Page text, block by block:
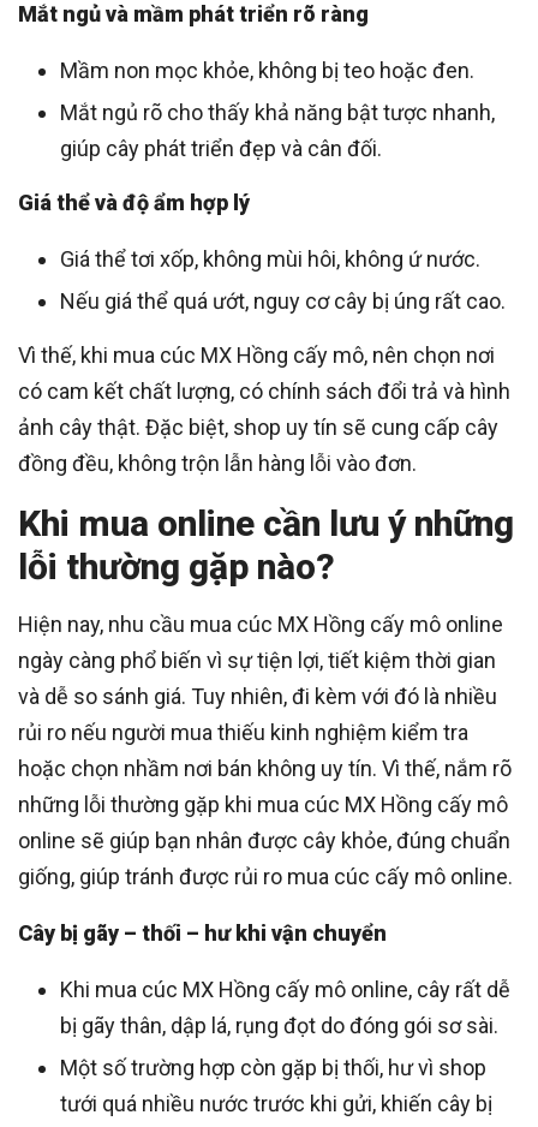
Mắt ngủ và mầm phát triển rõ ràng
Mầm non mọc khỏe, không bị teo hoặc đen.
Mắt ngủ rõ cho thấy khả năng bật tược nhanh,
giúp cây phát triển đẹp và cân đối.
Giá thể và độ ẩm hợp lý
Giá thể tơi xốp, không mùi hôi, không ứ nước.
Nếu giá thể quá ướt, nguy cơ cây bị úng rất cao.
Vì thế, khi mua cúc MX Hồng cấy mô, nên chọn nơi
có cam kết chất lượng, có chính sách đổi trả và hình
ảnh cây thật. Đặc biệt, shop uy tín sẽ cung cấp cây
đồng đều, không trộn lẫn hàng lỗi vào đơn.
Khi mua online cần lưu ý những
lỗi thường gặp nào?
Hiện nay, nhu cầu mua cúc MX Hồng cấy mô online
ngày càng phổ biến vì sự tiện lợi, tiết kiệm thời gian
và dễ so sánh giá. Tuy nhiên, đi kèm với đó là nhiều
rủi ro nếu người mua thiếu kinh nghiệm kiểm tra
hoặc chọn nhầm nơi bán không uy tín. Vì thế, nắm rõ
những lỗi thường gặp khi mua cúc MX Hồng cấy mô
online sẽ giúp bạn nhân được cây khỏe, đúng chuẩn
giống, giúp tránh được rủi ro mua cúc cấy mô online.
Cây bị gãy – thối – hư khi vận chuyển
Khi mua cúc MX Hồng cấy mô online, cây rất dễ
bị gãy thân, dập lá, rụng đọt do đóng gói sơ sài.
Một số trường hợp còn gặp bị thối, hư vì shop
tưới quá nhiều nước trước khi gửi, khiến cây bị